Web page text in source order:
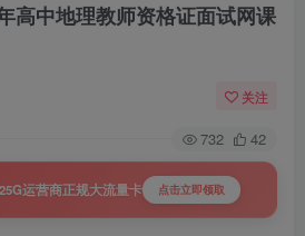
高中地理教师资格证面试网课
关注
732 42
运营商正规大流量卡 点击立即领取